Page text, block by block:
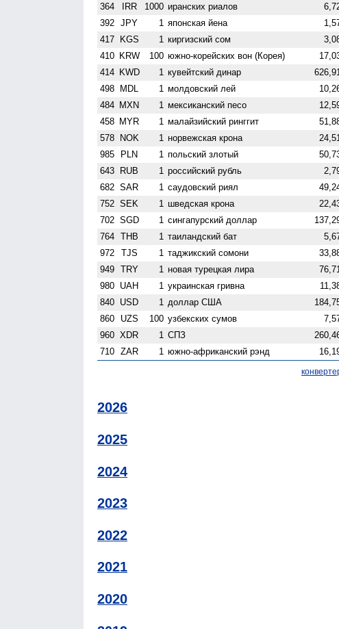
364 IRR 1000 иранских риалов
392 JPY 1 японская йена
417 KGS 1 киргизский сом
410 KRW 100 южно-корейских вон (Корея)
414 KWD 1 кувейтский динар
498 MDL 1 молдовский лей
484 MXN 1 мексиканский песо
458 MYR 1 малайзийский ринггит
578 NOK 1 норвежская крона
985 PLN 1 польский злотый
643 RUB 1 российский рубль
682 SAR 1 саудовский риял
752 SEK 1 шведская крона
702 SGD 1 сингапурский доллар
764 THB 1 таиландский бат
972 TJS 1 таджикский сомони
949 TRY 1 новая турецкая лира
980 UAH 1 украинская гривна
840 USD 1 доллар США
860 UZS 100 узбекских сумов
960 XDR 1 СПЗ
710 ZAR 1 южно-африканский рэнд
2026
2025
2024
2023
2022
2021
2020